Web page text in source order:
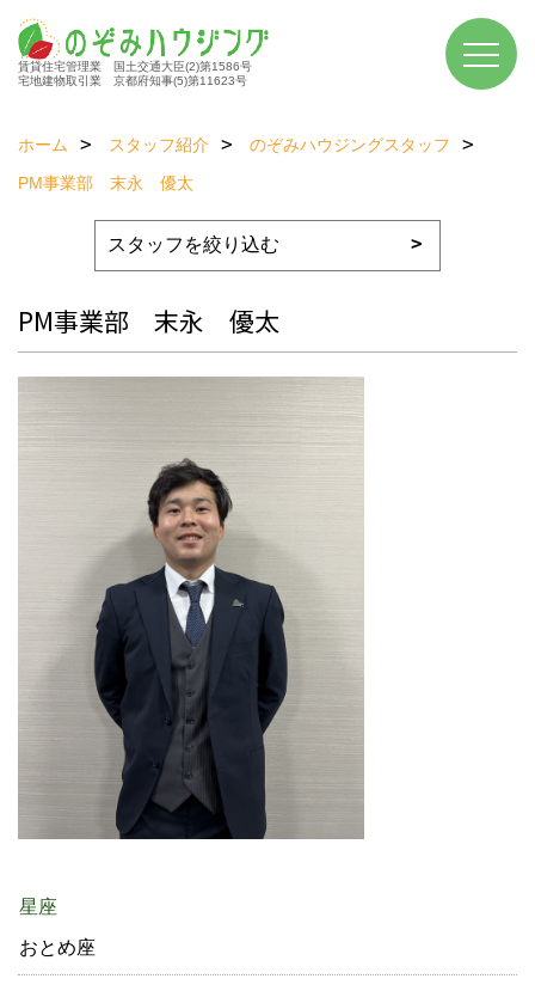
賃貸住宅管理業 国土交通大臣(2)第1586号
宅地建物取引業 京都府知事(5)第11623号
ホーム スタッフ紹介
のぞみハウジングスタッフ
PM事業部 末永 優太
PM事業部 末永 優太
星座
おとめ座